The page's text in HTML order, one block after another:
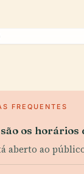
FREQUENTES
os
aberto ao